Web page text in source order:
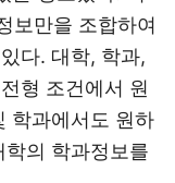
보만을 조합하여
다. 대학, 학과,
형 조건에서 원
학과에서도 원하
의 학과정보를